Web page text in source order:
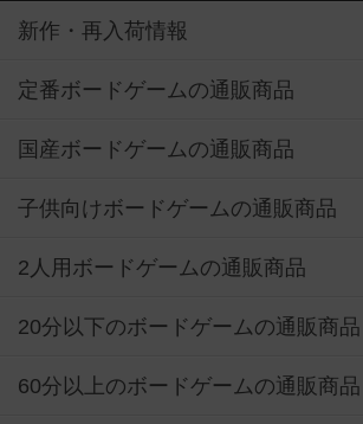
新作・再入荷情報
定番ボードゲームの通販商品
国産ボードゲームの通販商品
子供向けボードゲームの通販商品
2人用ボードゲームの通販商品
20分以下のボードゲームの通販商品
60分以上のボードゲームの通販商品